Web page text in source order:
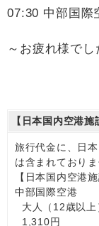
07:30 中部国際
～お疲れ様でし
【日本国内空港
旅行代金に、日
は含まれており
【日本国内空港
中部国際空港
大人（12歳以
1,310円